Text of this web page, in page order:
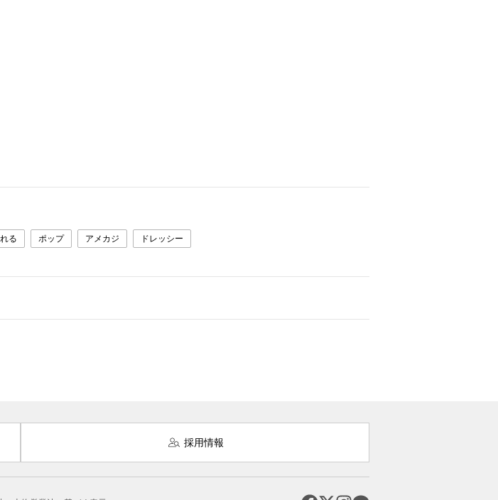
る ポップ アメカジ ドレッシー
採用情報